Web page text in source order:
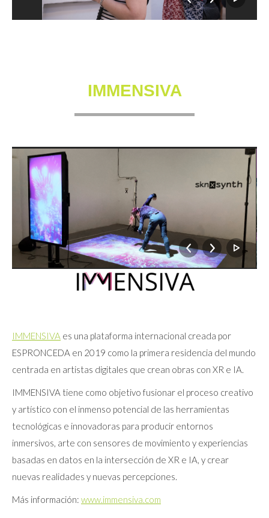
IMMENSIVA
IMMENSIVA es una plataforma internacional creada por
ESPRONCEDA en 2019 como la primera residencia del mundo
centrada en artistas digitales que crean obras con XR e IA.
IMMENSIVA tiene como objetivo fusionar el proceso creativo
y artístico con el inmenso potencial de las herramientas
tecnológicas e innovadoras para producir entornos
inmersivos, arte con sensores de movimiento y experiencias
basadas en datos en la intersección de XR e IA, y crear
nuevas realidades y nuevas percepciones.
Más información: www.immensiva.com